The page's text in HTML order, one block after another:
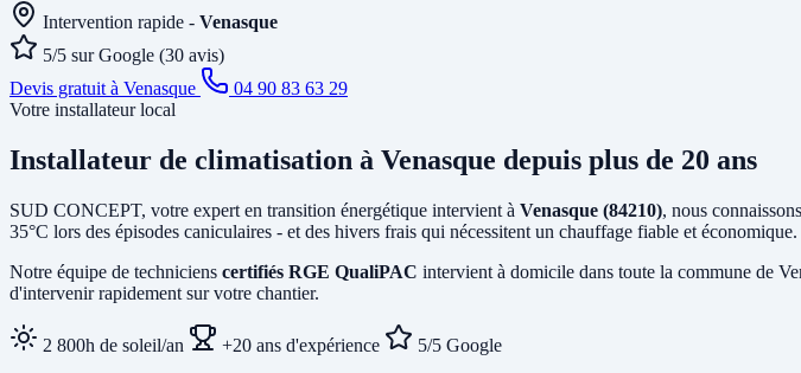
Intervention rapide - Venasque
5/5 sur Google (30 avis)
Devis gratuit à Venasque
04 90 83 63 29
Votre installateur local
Installateur de climatisation à Venasque depuis plus de 20 ans
SUD CONCEPT, votre expert en transition énergétique intervient à Venasque (84210), nous
35°C lors des épisodes caniculaires - et des hivers frais qui nécessitent un chauffage fiable et
Notre équipe de techniciens certifiés RGE QualiPAC intervient à domicile dans toute la commune de
d'intervenir rapidement sur votre chantier.
2 800h de soleil/an +20 ans d'expérience 5/5 Google